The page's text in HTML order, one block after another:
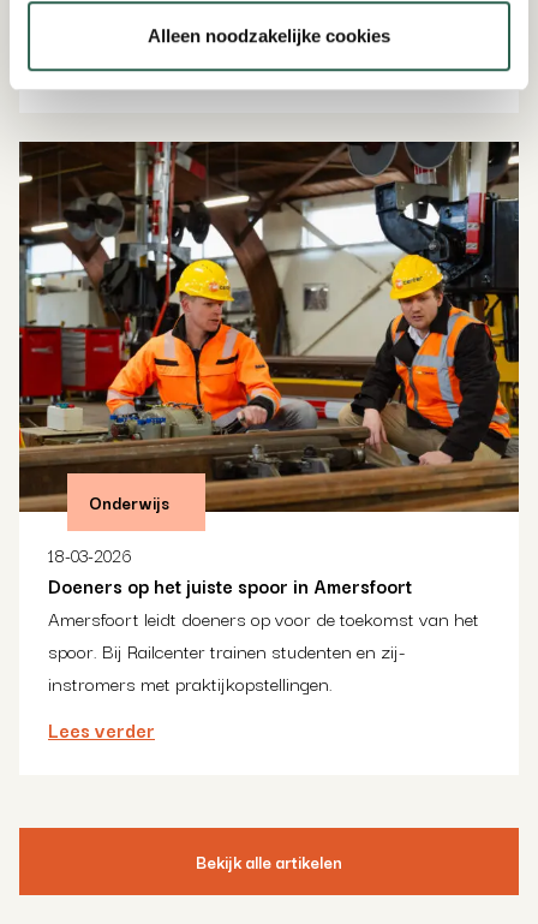
Alleen noodzakelijke cookies
Lees verder
Onderwijs
18-03-2026
Doeners op het juiste spoor in Amersfoort
Amersfoort leidt doeners op voor de toekomst van het
spoor. Bij Railcenter trainen studenten en zij-
instromers met praktijkopstellingen.
Lees verder
Bekijk alle artikelen